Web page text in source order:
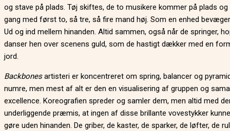
og stave på plads. Tøj skiftes, de to musikere kommer på plads og
gang med først to, så tre, så fire mand høj. Som en enhed
Ud og ind mellem hinanden. Altid sammen, også når de springer,
danser hen over scenens guld, som de hastigt dækker med en
jord.
Backbonesartisteri er koncentreret om spring, balancer og
numre, men mest af alt er den en visualisering af gruppen og
excellence. Koreografien spreder og samler dem, men altid med
underliggende præmis, at ingen af disse brillante vovestykker
gøre uden hinanden. De griber, de kaster, de sparker, de løfter, de